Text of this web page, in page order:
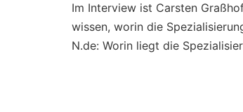
Im Interview ist Carsten
wissen, worin die
N.de: Worin liegt die